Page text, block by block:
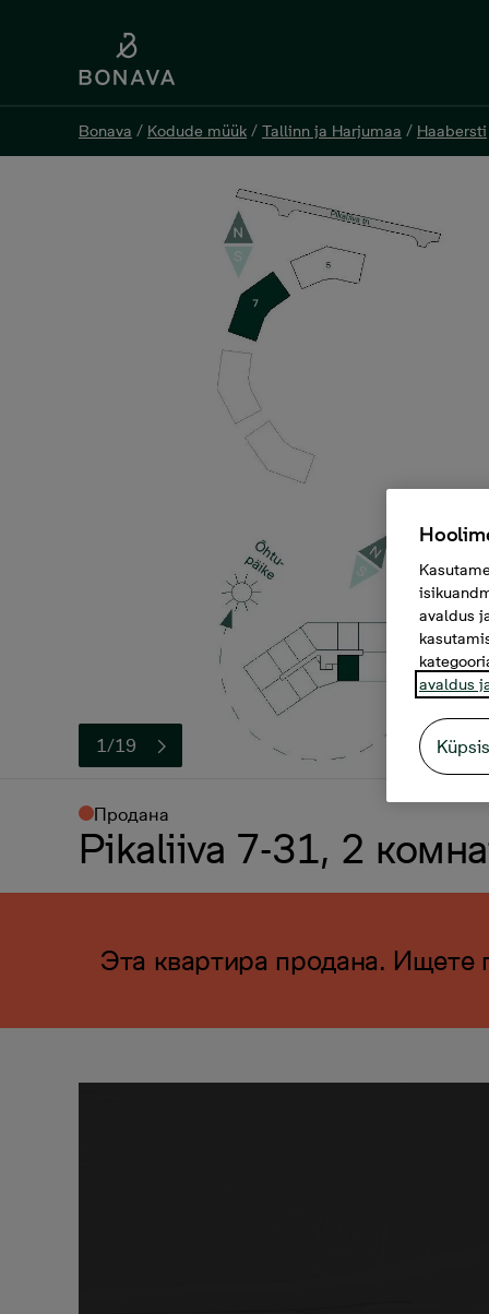
Bonava / Kodude müük / Tallinn ja Harjumaa / Haabersti
1/19
Продана
Pikaliiva 7-31, 2
Bonava / Kodude müük / Tallinn ja Harjumaa / Haabersti
Pikaliiva 7-31, 2 комнаты,
Эта квартира продана. Ищете
avaldus
avaldus